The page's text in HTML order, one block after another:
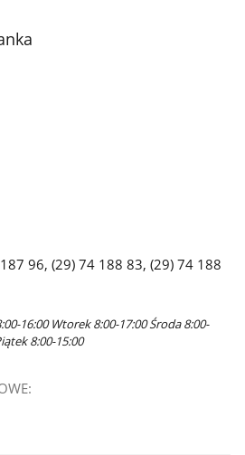
96, (29) 74 188 83, (29) 74 188
16:00 Wtorek 8:00-17:00 Środa 8:00-
8:00-15:00